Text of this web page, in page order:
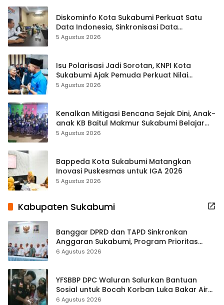
Diskominfo Kota Sukabumi Perkuat Satu
Data Indonesia, Sinkronisasi Data
Kewilayahan Dikebut
5 Agustus 2026
Isu Polarisasi Jadi Sorotan, KNPI Kota
Sukabumi Ajak Pemuda Perkuat Nilai
Kebangsaan
5 Agustus 2026
Kenalkan Mitigasi Bencana Sejak Dini, Anak-
anak KB Baitul Makmur Sukabumi Belajar
Lewat Boneka Tangan
5 Agustus 2026
Bappeda Kota Sukabumi Matangkan
Inovasi Puskesmas untuk IGA 2026
5 Agustus 2026
Kabupaten Sukabumi
Banggar DPRD dan TAPD Sinkronkan
Anggaran Sukabumi, Program Prioritas
hingga Pendapatan Dibahas
6 Agustus 2026
YFSBBP DPC Waluran Salurkan Bantuan
Sosial untuk Bocah Korban Luka Bakar Air
Panas
6 Agustus 2026